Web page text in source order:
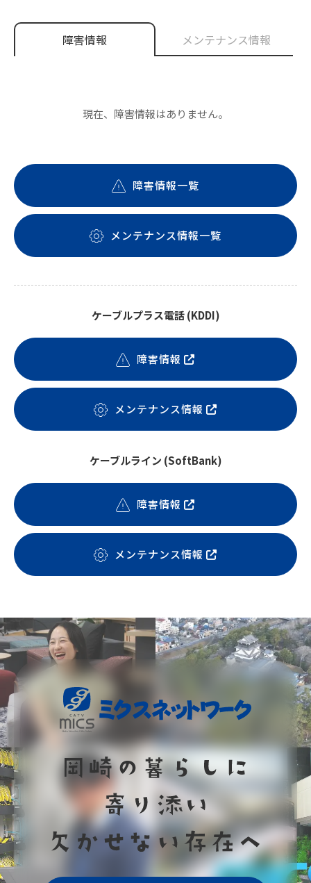
障害情報 メンテナンス情報
現在、障害情報はありません。
障害情報一覧
メンテナンス情報一覧
ケーブルプラス電話 (KDDI)
障害情報
メンテナンス情報
ケーブルライン (SoftBank)
障害情報
メンテナンス情報